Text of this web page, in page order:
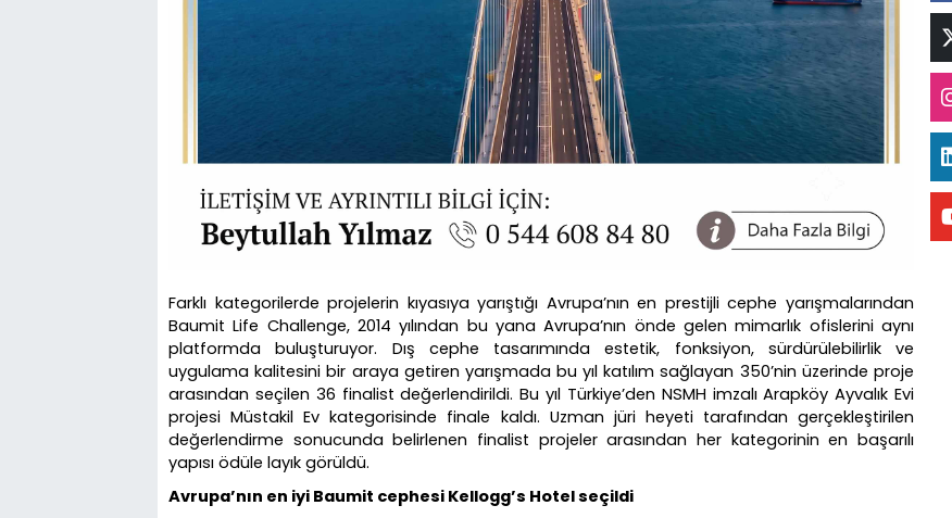
Farklı kategorilerde projelerin kıyasıya yarıştığı Avrupa’nın en prestijli cephe yarışmalarından
Baumit Life Challenge, 2014 yılından bu yana Avrupa’nın önde gelen mimarlık ofislerini aynı
platformda buluşturuyor. Dış cephe tasarımında estetik, fonksiyon, sürdürülebilirlik ve
uygulama kalitesini bir araya getiren yarışmada bu yıl katılım sağlayan 350’nin üzerinde proje
arasından seçilen 36 finalist değerlendirildi. Bu yıl Türkiye’den NSMH imzalı Arapköy Ayvalık Evi
projesi Müstakil Ev kategorisinde finale kaldı. Uzman jüri heyeti tarafından gerçekleştirilen
değerlendirme sonucunda belirlenen finalist projeler arasından her kategorinin en başarılı
yapısı ödüle layık görüldü.
Avrupa’nın en iyi Baumit cephesi Kellogg’s Hotel seçildi